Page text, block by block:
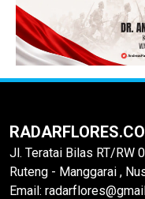
Jl. Teratai Bilas RT/RW
Ruteng - Manggarai ,
Email: